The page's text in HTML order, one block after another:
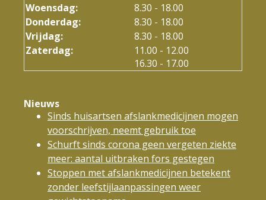
Woensdag:
8.30 - 18.00
Donderdag:
8.30 - 18.00
Vrijdag:
8.30 - 18.00
Zaterdag:
11.00 tot
- 12.00
16.30 tot
- 17.00
Nieuws
Sinds huisartsen afslankmedicijnen mogen
voorschrijven, neemt gebruik toe
Schurft sinds corona geen vergeten ziekte
meer: aantal uitbraken fors gestegen
Stoppen met afslankmedicijnen betekent
zonder leefstijlaanpassingen weer